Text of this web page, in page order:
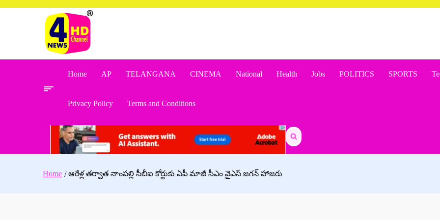
Home AP TELANGANA CINEMA National Health Jobs POLITICS SPORTS
Privacy Policy Terms and Conditions
Search
for:
Home ఆరేళ్ల తర్వాత నాంపల్లి సీబీఐ కోర్టుకు ఏపీ మాజీ సీఎం వైఎస్ జగన్ హాజరు